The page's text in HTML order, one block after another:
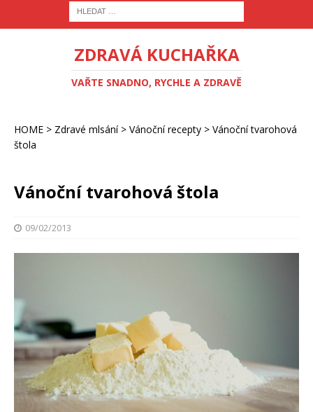
ZDRAVÁ KUCHAŘKA
VAŘTE SNADNO, RYCHLE A ZDRAVĚ
HOME > Zdravé mlsání> Vánoční recepty > Vánoční tvarohová
štola
Vánoční tvarohová štola
09/02/2013